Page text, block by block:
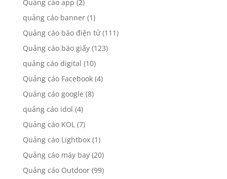
Quảng cáo app (2)
quảng cáo banner(1)
Quảng cáo báo điện tử(111)
Quảng cáo báo giấy(123)
quảng cáo digital (10)
Quảng cáo Facebook(4)
Quảng cáo google (8)
quảng cáo idol (4)
Quảng cáo KOL (7)
Quảng cáo Lightbox(1)
Quảng cáo máy bay(20)
Quảng cáo Outdoor(99)